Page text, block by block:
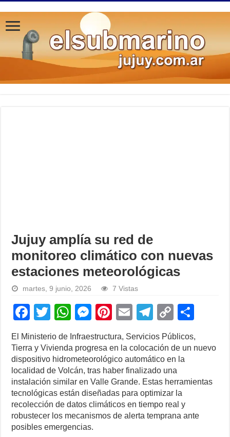
Jujuy amplía su red de
monitoreo climático con nuevas
estaciones meteorológicas
martes, 9 junio, 2026 7 Vistas
F
a
c
e
b
o
o
k
T
wi
tt
er
W
h
at
s
A
p
p
M
ss
e
n
g
er
Pi
er
e
st
E
m
ail
T
el
e
gr
a
m
C
o
p
y
Li
n
k
ar
El Ministerio de Infraestructura, Servicios Públicos,
Tierra y Vivienda progresa en la colocación de un nuevo
dispositivo hidrometeorológico automático en la
localidad de Volcán, tras haber finalizado una
instalación similar en Valle Grande. Estas herramientas
tecnológicas están diseñadas para optimizar la
recolección de datos climáticos en tiempo real y
robustecer los mecanismos de alerta temprana ante
posibles emergencias.